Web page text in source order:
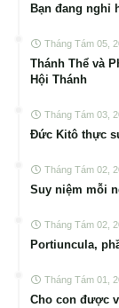
Bạn đang nghỉ
Tháng Tám 05,
Thánh Thể và
Hội Thánh
Tháng Tám 03,
Đức Kitô thực
Tháng Tám 02,
Suy niệm mỗi
Tháng Tám 02,
Portiuncula,
Tháng Tám 01,
Cho con được